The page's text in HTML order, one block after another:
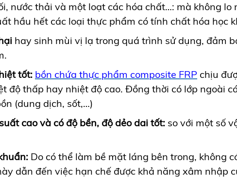
nước thải và một loạt các hóa chất…: mà không
hầu hết các loại thực phẩm có tính chất hóa học
hay sinh mùi vị lạ trong quá trình sử dụng, đảm
tốt: bồn chứa thực phẩm composite FRP chịu
độ thấp hay nhiệt độ cao. Đồng thời có lớp ngoài
(dung dịch, sốt,…)
cao và có độ bền, độ dẻo dai tốt: so với một số
Do có thể làm bề mặt láng bên trong, không
dẫn đến việc hạn chế được khả năng xâm nhập